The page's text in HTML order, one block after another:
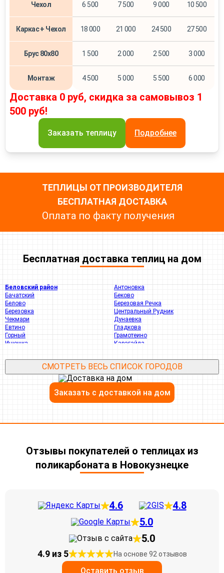
Чехол 6 500 7 500 9 000 10 500
Каркас + Чехол 18 000 21 000 24 500 27 500
Брус 80х80 1 500 2 000 2 500 3 000
Монтаж 4 500 5 000 5 500 6 000
Доставка 0 руб, скидка за самовывоз 1
500 руб!
Заказать теплицу Подробнее
ТЕПЛИЦЫ ОТ ПРОИЗВОДИТЕЛЯ
БЕСПЛАТНАЯ ДОСТАВКА
Оплата по факту получения
Бесплатная доставка теплиц на дом
Беловский район
Антоновка
Бачатский
Беково
Белово
Березовая Речка
Березовка
Центральный Рудник
Чекмари
Дунаевка
Евтино
Гладкова
Горный
Грамотеино
Инюшка
Карагайла
Киселевск
Коновалово
Мальцево
Менчереп
Новохудяково
Поморцево
Сидоренково
Еловка
Гурьевск
Малая Салаирка
Новопестерево
Сосновка
Ленинск-Кузнецкий район
Чесноково
Конево
Ленинск-Кузнецкий
Мусохраново
Никитинский
Новопокасьма
Раскатиха
Русско-Урский
Шабаново
Ягуновский
Междуреченский район
СМОТРЕТЬ ВЕСЬ СПИСОК ГОРОДОВ
Заказать с доставкой на дом
Отзывы покупателей о теплицах из
поликарбоната в Новокузнецке
4.6
4.8
5.0
5.0
4.9 из 5 На основе 92 отзывов
Оставить отзыв